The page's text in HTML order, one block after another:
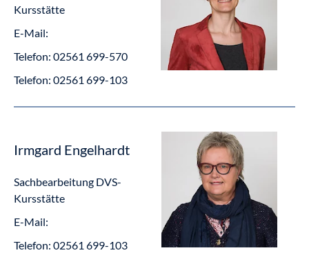
Kursstätte
E-Mail:
Telefon: 02561 699-570
Telefon: 02561 699-103
Irmgard Engelhardt
Sachbearbeitung DVS-
Kursstätte
E-Mail:
Telefon: 02561 699-103